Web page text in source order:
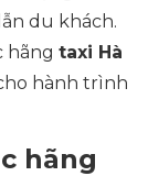
du khách.
hãng taxi Hà
hành trình
hãng